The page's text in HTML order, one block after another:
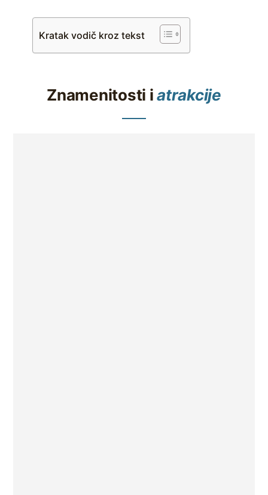
Kratak vodič kroz tekst
Znamenitosti iatrakcije